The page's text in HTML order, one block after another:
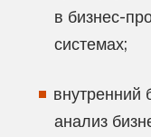
в бизнес-
системах;
внутренний
анализ